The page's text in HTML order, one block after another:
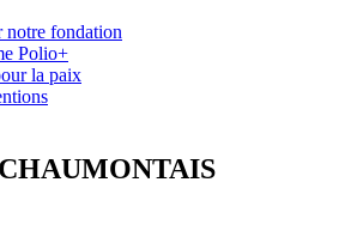
notre fondation
Polio+
la paix